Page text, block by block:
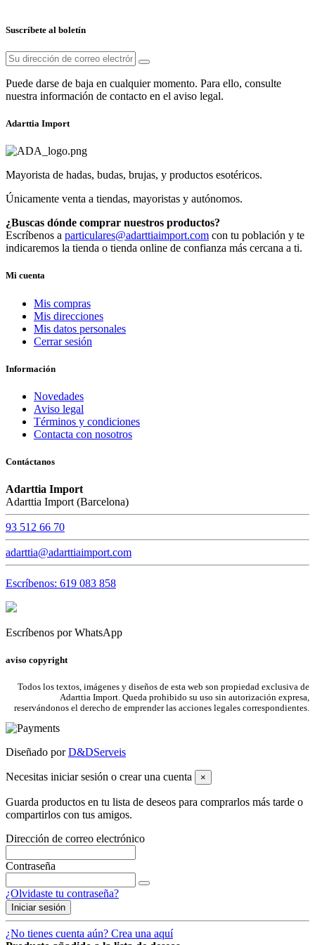
Suscríbete al boletín
Puede darse de baja en cualquier momento. Para ello, consulte
nuestra información de contacto en el aviso legal.
Adarttia Import
Mayorista de hadas, budas, brujas, y productos esotéricos.
Únicamente venta a tiendas, mayoristas y autónomos.
¿Buscas dónde comprar nuestros productos?
Escríbenos a particulares@adarttiaimport.com con tu población y te
indicaremos la tienda o tienda online de confianza más cercana a ti.
Mi cuenta
Mis compras
Mis direcciones
Mis datos personales
Cerrar sesión
Información
Novedades
Aviso legal
Términos y condiciones
Contacta con nosotros
Contáctanos
Adarttia Import
Adarttia Import (Barcelona)
93 512 66 70
adarttia@adarttiaimport.com
Escríbenos: 619 083 858
Escríbenos por WhatsApp
aviso copyright
Todos los textos, imágenes y diseños de esta web son propiedad exclusiva de
Adarttia Import. Queda prohibido su uso sin autorización expresa,
reservándonos el derecho de emprender las acciones legales correspondientes.
Diseñado porD&DServeis
Necesitas iniciar sesión o crear una cuenta ×
Guarda productos en tu lista de deseos para comprarlos más tarde o
compartirlos con tus amigos.
Dirección de correo electrónico
Contraseña
¿Olvidaste tu contraseña?
Iniciar sesión
¿No tienes cuenta aún? Crea una aquí